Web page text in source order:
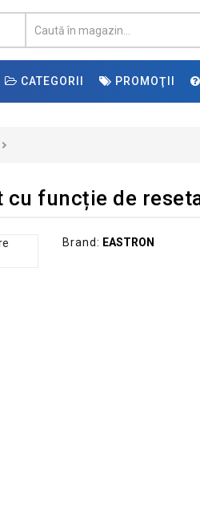
CATEGORII PROMOŢII
funcție de
Brand: EASTRON